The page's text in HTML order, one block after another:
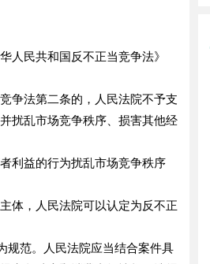
民共和国反不正当竞争法》
争法第二条的，人民法院不予支
扰乱市场竞争秩序、损害其他经
利益的行为扰乱市场竞争秩序
体，人民法院可以认定为反不正
范。人民法院应当结合案件具